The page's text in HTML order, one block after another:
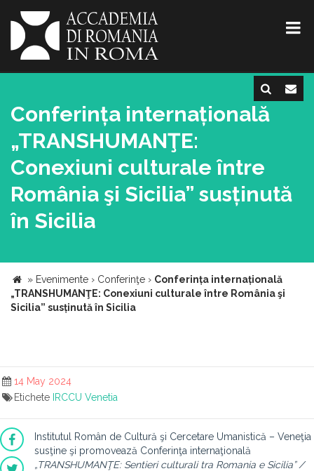
Conferința internațională
„TRANSHUMANŢE:
Conexiuni culturale între
România şi Sicilia” susținută
în Sicilia
» Evenimente › Conferinţe › Conferința internațională
„TRANSHUMANŢE: Conexiuni culturale între România şi
Sicilia” susținută în Sicilia
14 May 2024
Etichete IRCCU Venetia
Institutul Român de Cultură şi Cercetare Umanistică – Veneţia
susţine şi promovează Conferinţa internaţională
„TRANSHUMANŢE: Sentieri culturali tra Romania e Sicilia” /